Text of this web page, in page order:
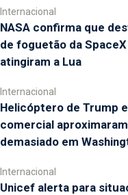
Internacional
NASA confirma que
de foguetão da SpaceX
atingiram a Lua
Internacional
Helicóptero de Trump
comercial
demasiado em
Internacional
Unicef alerta para